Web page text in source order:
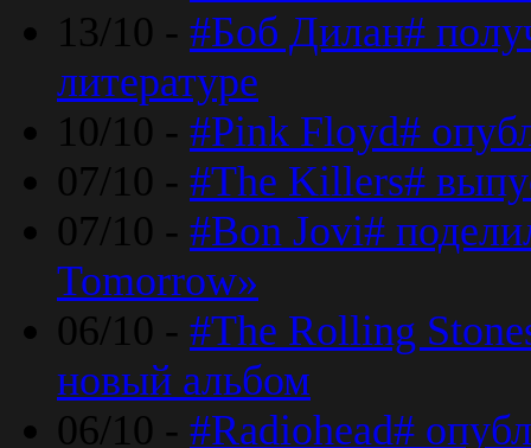
13/10 - #Боб Дилан#
литературе
10/10 - #Pink Floyd#
07/10 - #The Killers#
07/10 - #Bon Jovi#
Tomorrow»
06/10 - #The Rolling
новый альбом
06/10 - #Radiohead#